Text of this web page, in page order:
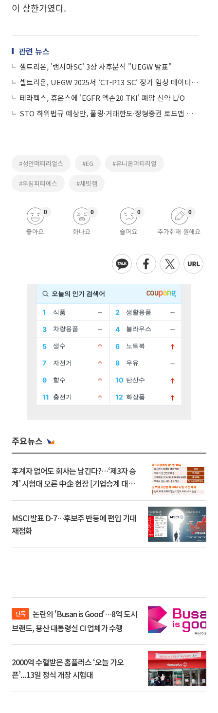
이 상한가였다.
관련 뉴스
셀트리온, '램시마SC' 3상 사후분석 "UEGW 발표"
셀트리온, UEGW 2025서 ‘CT-P13 SC’ 장기 임상 데이터 발표
테라펙스, 휴온스에 'EGFR 엑손20 TKI' 폐암 신약 L/O
STO 하위법규 예상안, 풀링·거래한도·정형증권 로드맵 제시
#성안머티리얼스 #EG #유니온머티리얼
#우림피티에스 #새빗켐
좋아요
0
화나요
0
슬퍼요
0
추가취재 원해요
0
주요뉴스
후계자 없어도 회사는 남긴다?…‘제3자 승
계’ 시험대 오른 中企 현장 [기업승계 대전
MSCI 발표 D-7…후보주 반등에 편입 기대
재점화
단독
브랜드, 용산 대통령실 CI 업체가 수행
2000억 수혈받은 홈플러스 ‘오늘 가오
픈’...13일 정식 개장 시험대